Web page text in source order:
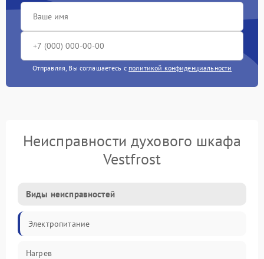
Отправляя, Вы соглашаетесь с политикой конфиденциальности
Неисправности духового шкафа
Vestfrost
Виды неисправностей
Электропитание
Нагрев